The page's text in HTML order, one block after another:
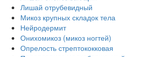
Лишай отрубевидный
Микоз крупных складок тела
Нейродермит
Онихомикоз (микоз ногтей)
Опрелость стрептококковая